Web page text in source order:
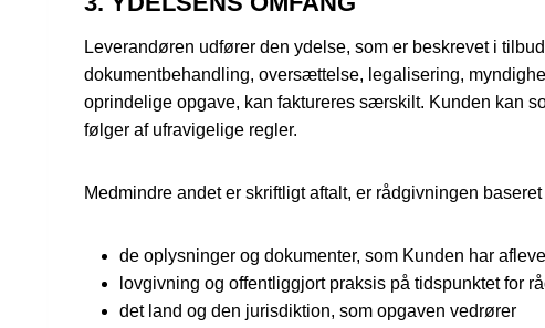
Leverandøren udfører den ydelse, som er beskrevet i
dokumentbehandling, oversættelse, legalisering,
oprindelige opgave, kan faktureres særskilt. Kunden kan
følger af ufravigelige regler.
Medmindre andet er skriftligt aftalt, er rådgivningen baseret
de oplysninger og dokumenter, som Kunden har
lovgivning og offentliggjort praksis på tidspunktet for
det land og den jurisdiktion, som opgaven vedrører